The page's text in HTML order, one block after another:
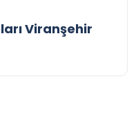
Viranşehir